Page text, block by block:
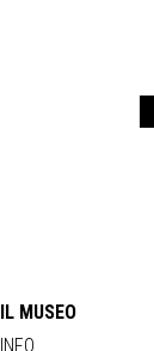
IL MUSEO
INFO